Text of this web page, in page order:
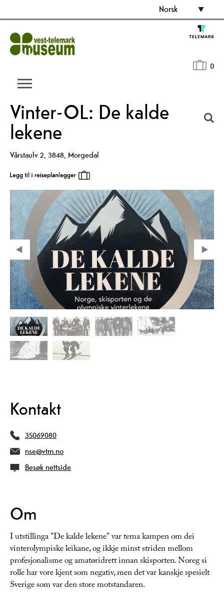
Norsk
0
Vinter-OL: De kalde
lekene
Vårstaulv 2, 3848, Morgedal
Kontakt
35069080
nse@vtm.no
Besøk nettside
Om
I utstillinga "De kalde lekene" var tema kampen om dei
vinterolympiske leikane, og ikkje minst striden mellom
profesjonalisme og amatøridrett innan skisporten. Noreg si
rolle har vore kjent som negativ, men det var kanskje spesielt
Sverige som var den store motstandaren.